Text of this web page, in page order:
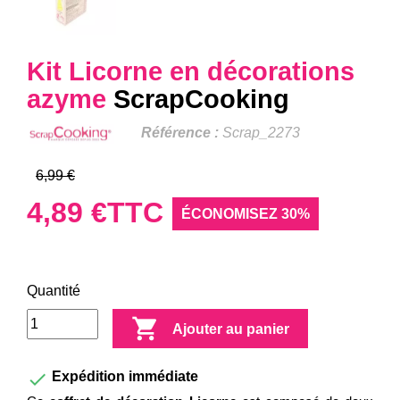
Kit Licorne en décorations
azyme ScrapCooking
Référence : Scrap_2273
6,99 €
4,89 €TTC ÉCONOMISEZ 30%
Quantité
 Ajouter au panier
 Expédition immédiate